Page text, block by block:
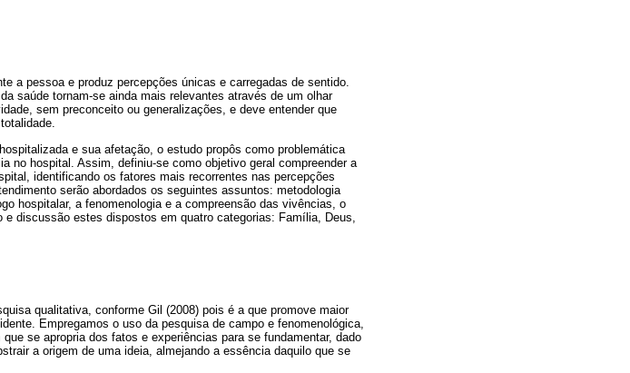
a pessoa e produz percepções únicas e carregadas de sentido.
saúde tornam-se ainda mais relevantes através de um olhar
sem preconceito ou generalizações, e deve entender que
e sua afetação, o estudo propôs como problemática
no hospital. Assim, definiu-se como objetivo geral compreender a
identificando os fatores mais recorrentes nas percepções
serão abordados os seguintes assuntos: metodologia
hospitalar, a fenomenologia e a compreensão das vivências, o
discussão estes dispostos em quatro categorias: Família, Deus,
qualitativa, conforme Gil (2008) pois é a que promove maior
Empregamos o uso da pesquisa de campo e fenomenológica,
se apropria dos fatos e experiências para se fundamentar, dado
a origem de uma ideia, almejando a essência daquilo que se